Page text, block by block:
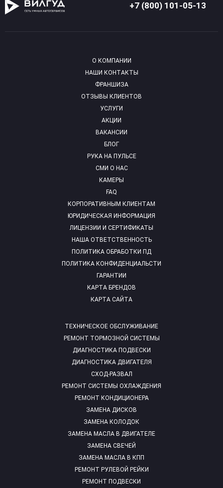
+7 (800) 101-05-13
О КОМПАНИИ
НАШИ КОНТАКТЫ
ФРАНШИЗА
ОТЗЫВЫ КЛИЕНТОВ
УСЛУГИ
АКЦИИ
ВАКАНСИИ
БЛОГ
РУКА НА ПУЛЬСЕ
СМИ О НАС
КАМЕРЫ
FAQ
ТЕХНИЧЕСКОЕ ОБСЛУЖИВАНИЕ
РЕМОНТ ТОРМОЗНОЙ СИСТЕМЫ
ДИАГНОСТИКА ПОДВЕСКИ
ДИАГНОСТИКА ДВИГАТЕЛЯ
СХОД-РАЗВАЛ
РЕМОНТ СИСТЕМЫ ОХЛАЖДЕНИЯ
РЕМОНТ КОНДИЦИОНЕРА
ЗАМЕНА ДИСКОВ
ЗАМЕНА КОЛОДОК
ЗАМЕНА МАСЛА В ДВИГАТЕЛЕ
ЗАМЕНА СВЕЧЕЙ
ЗАМЕНА МАСЛА В КПП
РЕМОНТ РУЛЕВОЙ РЕЙКИ
РЕМОНТ ПОДВЕСКИ
КОРПОРАТИВНЫМ КЛИЕНТАМ
ЮРИДИЧЕСКАЯ ИНФОРМАЦИЯ
ЛИЦЕНЗИИ И СЕРТИФИКАТЫ
НАША ОТВЕТСТВЕННОСТЬ
ПОЛИТИКА ОБРАБОТКИ ПД
ПОЛИТИКА КОНФИДЕНЦИАЛЬСТИ
ГАРАНТИИ
КАРТА БРЕНДОВ
КАРТА САЙТА